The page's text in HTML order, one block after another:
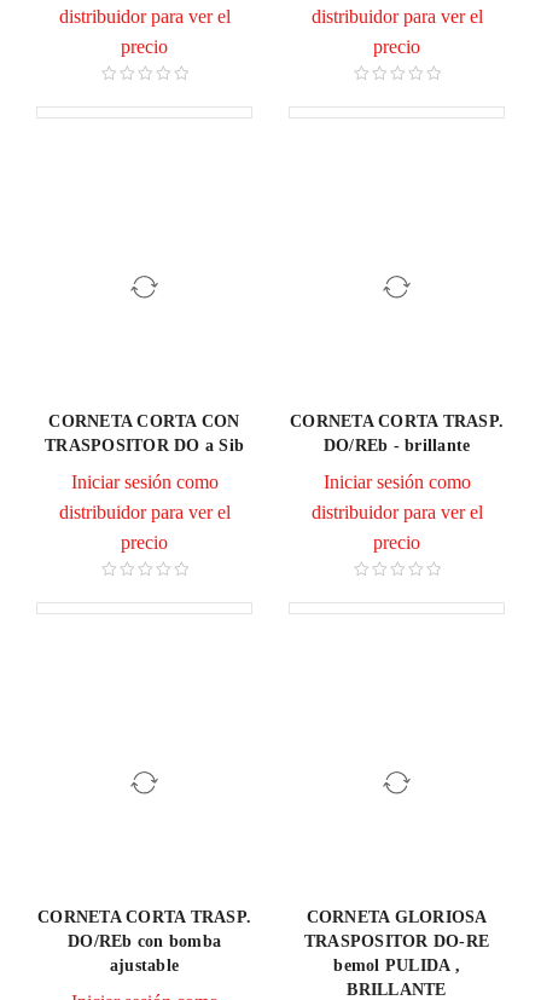
distribuidor para ver el
precio
distribuidor para ver el
precio
CORNETA CORTA CON
TRASPOSITOR DO a Sib
Iniciar sesión como
distribuidor para ver el
precio
CORNETA CORTA TRASP.
DO/REb - brillante
Iniciar sesión como
distribuidor para ver el
precio
CORNETA CORTA TRASP.
DO/REb con bomba
ajustable
CORNETA GLORIOSA
TRASPOSITOR DO-RE
bemol PULIDA ,
BRILLANTE